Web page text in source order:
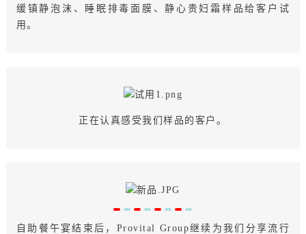
缓镇静泡沫、睡眠排毒面膜、静心贵妇霜样品给客户试
用。
正在认真感受我们样品的客户。
自助餐午宴结束后，Provital Group继续为我们分享流行